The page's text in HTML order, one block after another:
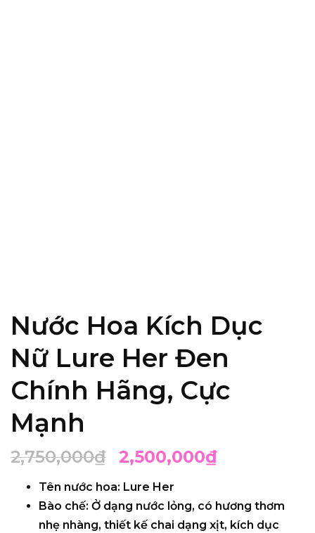
Nước Hoa Kích Dục
Nữ Lure Her Đen
Chính Hãng, Cực
Mạnh
2,750,000₫ 2,500,000₫
Tên nước hoa: Lure Her
Bào chế: Ở dạng nước lỏng, có hương thơm
nhẹ nhàng, thiết kế chai dạng xịt, kích dục